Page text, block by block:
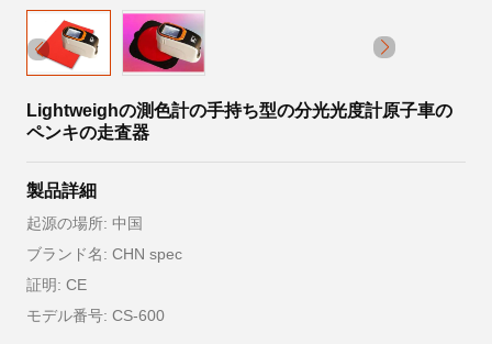
Lightweighの測色計の手持ち型の分光光度計原子車の
ペンキの走査器
製品詳細
起源の場所: 中国
ブランド名: CHN spec
証明: CE
モデル番号: CS-600